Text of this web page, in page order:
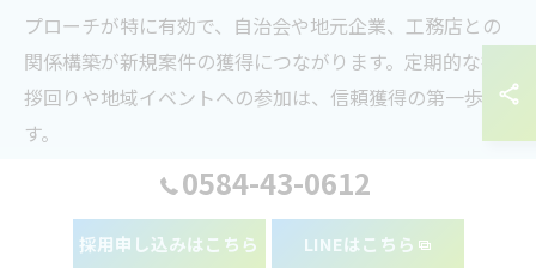
プローチが特に有効で、自治会や地元企業、工務店との
関係構築が新規案件の獲得につながります。定期的な挨
拶回りや地域イベントへの参加は、信頼獲得の第一歩で
す。
インターネットやSNSを活用した情報発信も効果的で
す。施工事例やお客様の声をホームページやSNSで紹介
することで、顧客の安心感や信頼度が高まります。ま
0584-43-0612
採用申し込みはこちら LINEはこちら